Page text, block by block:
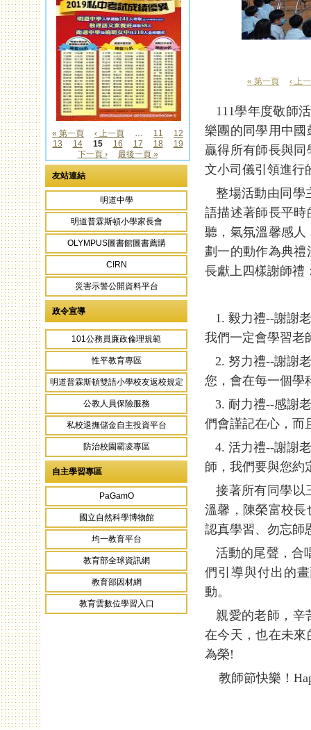
頁面
« 第一頁 ‹ 上一頁 … 11
12
13
14 15 16 17 18
19
下一頁 ›
最後一頁 »
友站連結
明道中學
明道普霖斯頓小學家長會
OLYMPUS圖書館圖書薦購
CIRN
災害示警公開資料平台
政令宣導
101公務員廉政倫理規範
性平教育專區
明道普霖斯頓雙語小學校友返校規定
公教人員保險服務
私校退撫儲金自主投資平台
防治校園霸凌專區
自主學習專區
PaGamO
國立自然科學博物館
均一教育平台
教育部全球資訊網
教育部因材網
教育雲數位學習入口
頁面
« 第一頁 ‹ 上
111學年度敬師
樂團的同學用中
贏得所有師長與
文小司儀引領進行
整場活動由同學
語描述著師長平
聽，氣氛溫馨感
劃一的動作為典
長獻上四樣謝師禮
1. 毅力禮--謝謝
我們一定會學習老
2. 努力禮--謝謝
您，會在每一個學
3. 耐力禮--感謝
們會謹記在心，而
4. 活力禮--謝謝
師，我們要與您約
接著所有同學以
溫馨，陳榮富校
認真學習、勿忘師
活動的尾聲，合
們引導與付出的
動。
親愛的老師，辛
在今天，也在未
為榮!
教師節快樂！